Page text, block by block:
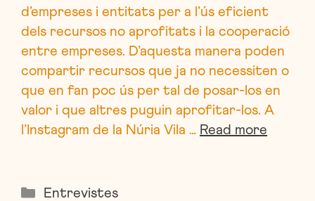
d’empreses i entitats per a l’ús eficient
dels recursos no aprofitats i la cooperació
entre empreses. D’aquesta manera poden
compartir recursos que ja no necessiten o
que en fan poc ús per tal de posar-los en
valor i que altres puguin aprofitar-los. A
l’Instagram de la Núria Vila … Read more
Categories
Entrevistes